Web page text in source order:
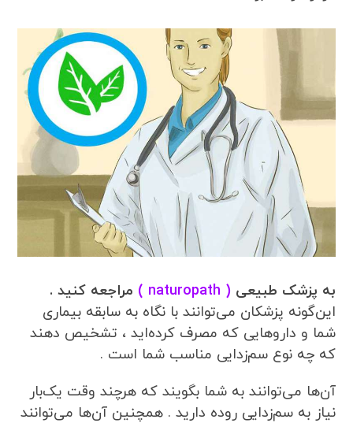
به پزشک طبیعی ( naturopath )
مراجعه کنید .
این‌گونه پزشکان می‌توانند با نگاه به سابقه بیماری
شما و داروهایی که مصرف کرده‌اید ، تشخیص دهند
که چه نوع سم‌زدایی مناسب شما است .
آن‌ها می‌توانند به شما بگویند که هرچند وقت یک‌بار
نیاز به سم‌زدایی روده دارید . همچنین آن‌ها می‌توانند